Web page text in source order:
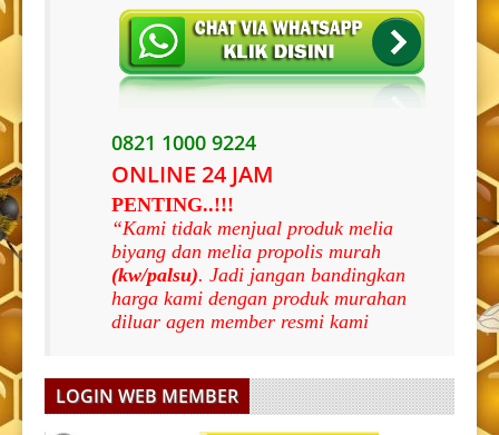
0821 1000 9224
ONLINE 24 JAM
PENTING..!!!
“Kami tidak menjual produk melia
biyang dan melia propolis murah
(kw/palsu). Jadi jangan bandingkan
harga kami dengan produk murahan
diluar agen member resmi kami
LOGIN WEB MEMBER